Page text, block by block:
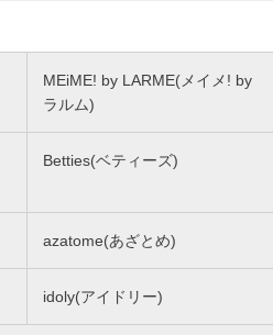
MEiME! by LARME(メイメ! by
ラルム)
Betties(ベティーズ)
azatome(あざとめ)
idoly(アイドリー)